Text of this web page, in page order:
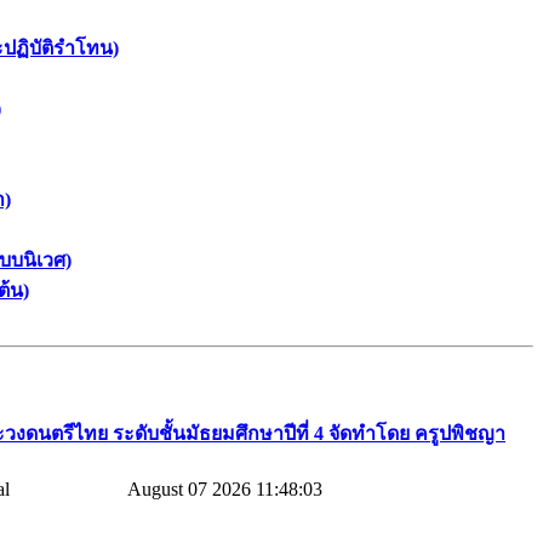
ฏิบัติรำโทน)
)
บนิเวศ)
น)
วงดนตรีไทย​ ระดับชั้นมัธยมศึกษาปีที่​ 4​ จัดทำโดย​ ครูปพิชญา​
August 07 2026 11:48:03